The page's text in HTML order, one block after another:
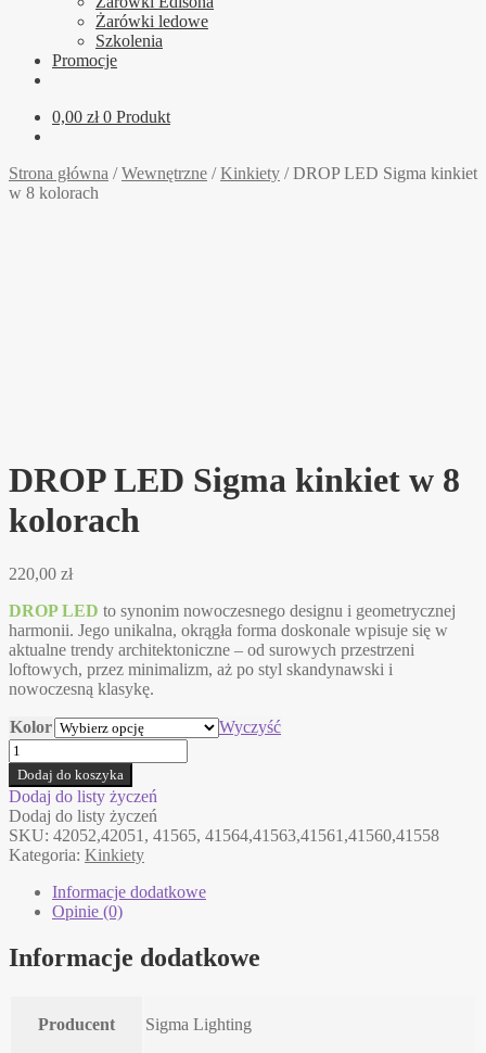
Żarówki ledowe
Szkolenia
Promocje
0,00 zł 0 Produkt
Strona główna /Wewnętrzne /Kinkiety /DROP LED Sigma kinkiet
w 8 kolorach
DROP LED Sigma kinkiet w 8
kolorach
220,00 zł
DROP LED to synonim nowoczesnego designu i geometrycznej
harmonii. Jego unikalna, okrągła forma doskonale wpisuje się w
aktualne trendy architektoniczne – od surowych przestrzeni
loftowych, przez minimalizm, aż po styl skandynawski i
nowoczesną klasykę.
Kolor
Wyczyść
ilość
DROP
LED
Sigma
kinkiet
w
8
kolorach
Dodaj do koszyka
Dodaj do listy życzeń
Dodaj do listy życzeń
SKU: 42052,42051, 41565, 41564,41563,41561,41560,41558
Kategoria: Kinkiety
Informacje dodatkowe
Opinie (0)
Informacje dodatkowe
Producent Sigma Lighting